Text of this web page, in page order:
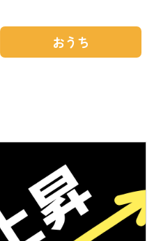
おうち